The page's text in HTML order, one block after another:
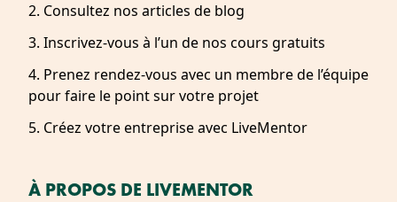
2. Consultez nos articles de blog
3. Inscrivez-vous à l’un de nos cours gratuits
4. Prenez rendez-vous avec un membre de l’équipe
pour faire le point sur votre projet
5. Créez votre entreprise avec LiveMentor
À PROPOS DE LIVEMENTOR